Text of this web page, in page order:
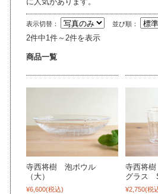
表示切替： 並び順：
2件中1件～2件を表示
商品一覧
寺西将樹 泡ボウル
（大）
¥6,600(税込)
寺西将
グラス
¥2,750(税